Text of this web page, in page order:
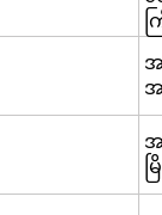
က
အ
အ
အ